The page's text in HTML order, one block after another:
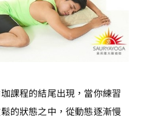
課程的結尾出現，當你練習
的狀態之中，從動態逐漸慢